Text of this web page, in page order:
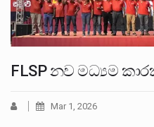
FLSP නව මධ්‍යම
Mar 1, 2026